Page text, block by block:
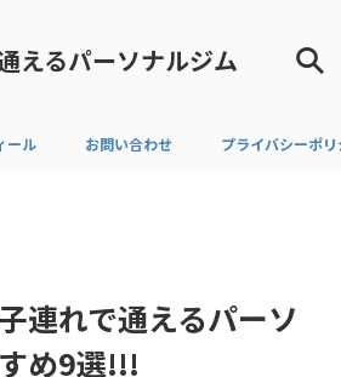
えるパーソナルジム
ール お問い合わせ プライバシーポ
連れで通えるパーソ
め9選!!!